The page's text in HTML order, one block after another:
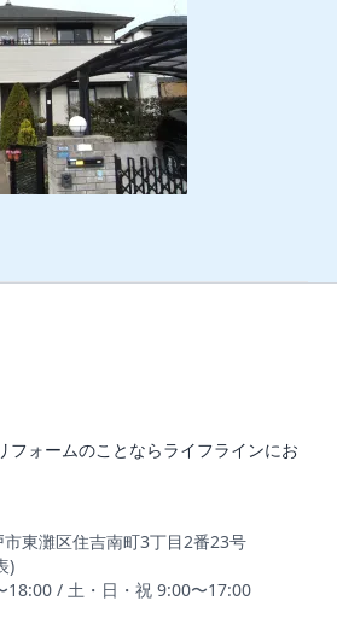
フォームのことならライフラインにお
東灘区住吉南町3丁目2番23号
)
18:00 / 土・日・祝 9:00〜17:00